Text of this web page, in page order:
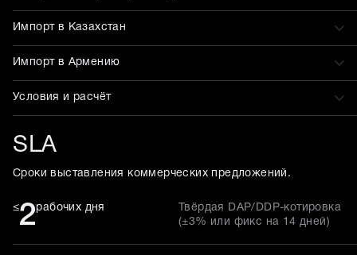
Импорт в Казахстан
Импорт в Армению
Условия и расчёт
SLA
Сроки выставления коммерческих предложений.
≤2рабочих дня
Твёрдая DAP/DDP-котировка
(±3% или фикс на 14 дней)